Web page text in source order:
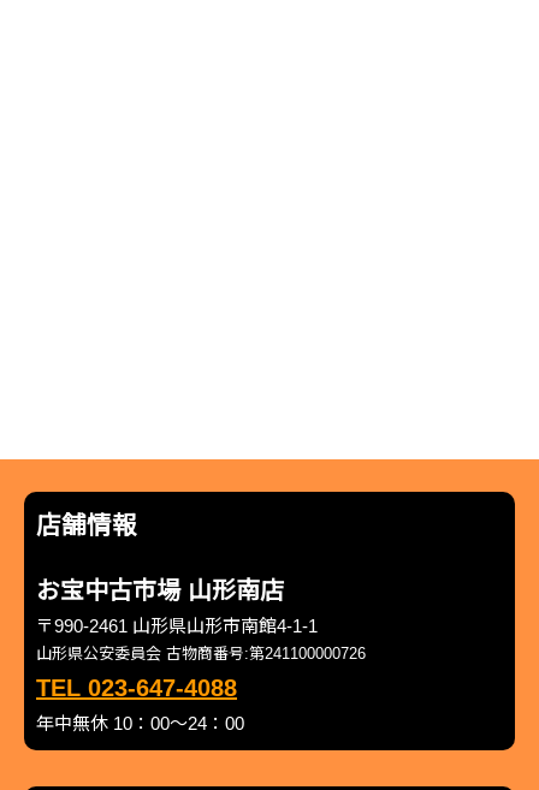
店舗情報
お宝中古市場 山形南店
〒990-2461 山形県山形市南館4-1-1
山形県公安委員会 古物商番号:第241100000726
TEL 023-647-4088
年中無休 10：00～24：00